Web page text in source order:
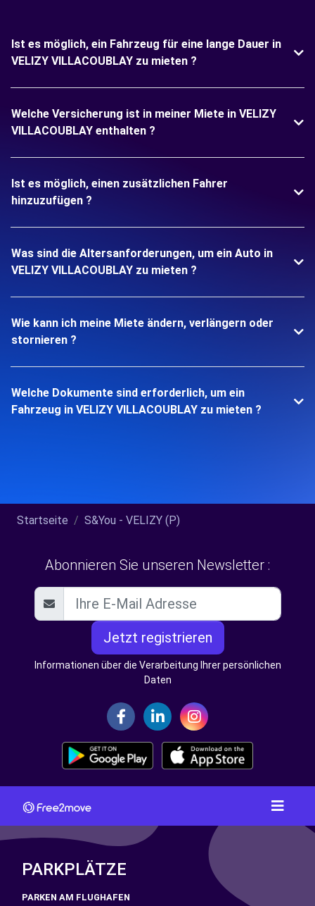
Ist es möglich, ein Fahrzeug für eine lange Dauer in
VELIZY VILLACOUBLAY zu mieten ?
Welche Versicherung ist in meiner Miete in VELIZY
VILLACOUBLAY enthalten ?
Ist es möglich, einen zusätzlichen Fahrer
hinzuzufügen ?
Was sind die Altersanforderungen, um ein Auto in
VELIZY VILLACOUBLAY zu mieten ?
Wie kann ich meine Miete ändern, verlängern oder
stornieren ?
Welche Dokumente sind erforderlich, um ein
Fahrzeug in VELIZY VILLACOUBLAY zu mieten ?
Startseite S&You - VELIZY (P)
Abonnieren Sie unseren Newsletter :
Jetzt registrieren
Informationen über die Verarbeitung Ihrer persönlichen
Daten
PARKPLÄTZE
PARKEN AM FLUGHAFEN